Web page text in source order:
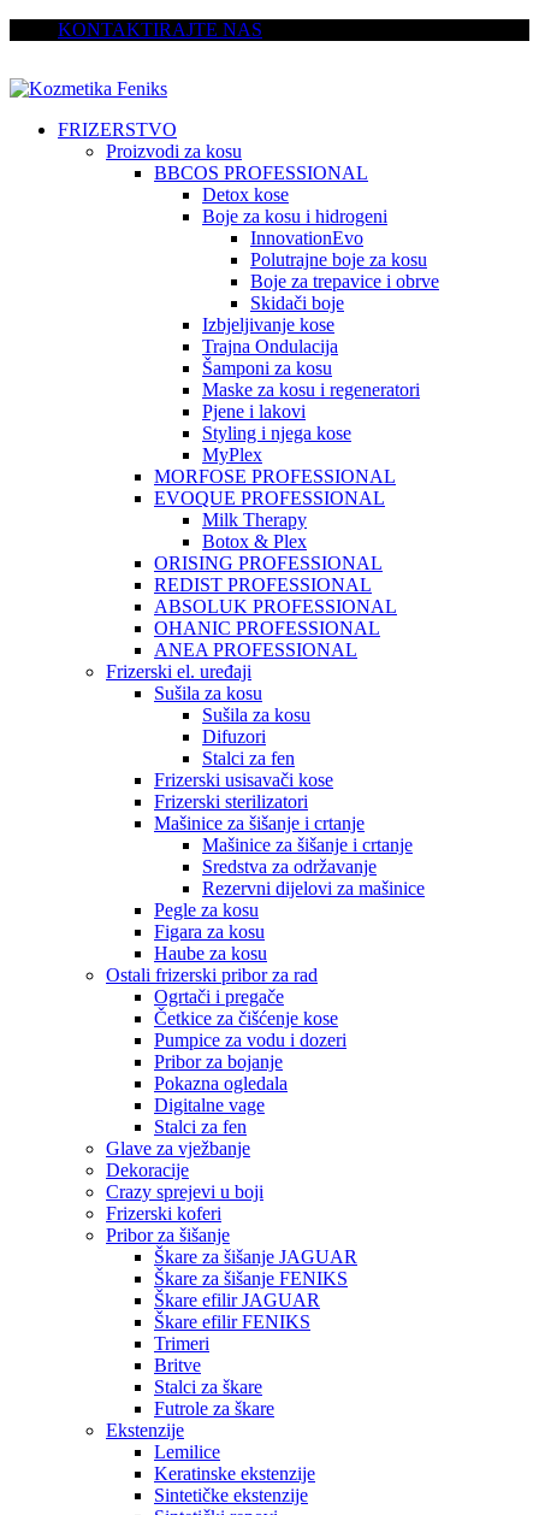
KONTAKTIRAJTE NAS
FRIZERSTVO
Proizvodi za kosu
BBCOS PROFESSIONAL
Detox kose
Boje za kosu i hidrogeni
InnovationEvo
Polutrajne boje za kosu
Boje za trepavice i obrve
Skidači boje
Izbjeljivanje kose
Trajna Ondulacija
Šamponi za kosu
Maske za kosu i regeneratori
Pjene i lakovi
Styling i njega kose
MyPlex
MORFOSE PROFESSIONAL
EVOQUE PROFESSIONAL
Milk Therapy
Botox & Plex
ORISING PROFESSIONAL
REDIST PROFESSIONAL
ABSOLUK PROFESSIONAL
OHANIC PROFESSIONAL
ANEA PROFESSIONAL
Frizerski el. uređaji
Sušila za kosu
Sušila za kosu
Difuzori
Stalci za fen
Frizerski usisavači kose
Frizerski sterilizatori
Mašinice za šišanje i crtanje
Mašinice za šišanje i crtanje
Sredstva za održavanje
Rezervni dijelovi za mašinice
Pegle za kosu
Figara za kosu
Haube za kosu
Ostali frizerski pribor za rad
Ogrtači i pregače
Četkice za čišćenje kose
Pumpice za vodu i dozeri
Pribor za bojanje
Pokazna ogledala
Digitalne vage
Stalci za fen
Glave za vježbanje
Dekoracije
Crazy sprejevi u boji
Frizerski koferi
Pribor za šišanje
Škare za šišanje JAGUAR
Škare za šišanje FENIKS
Škare efilir JAGUAR
Škare efilir FENIKS
Trimeri
Britve
Stalci za škare
Futrole za škare
Ekstenzije
Lemilice
Keratinske ekstenzije
Sintetičke ekstenzije